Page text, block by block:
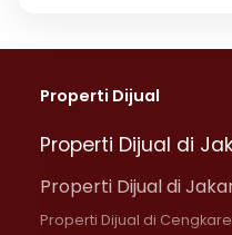
Properti Dijual
Properti Dijual di
Properti Dijual di
Properti Dijual di